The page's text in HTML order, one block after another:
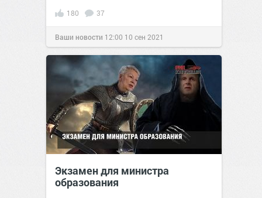
180 37
Ваши новости 12:00 10 сен 2021
Экзамен для министра
образования